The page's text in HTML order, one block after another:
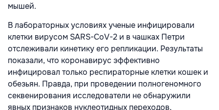
мышей.
В лабораторных условиях ученые инфицировали
клетки вирусом SARS-CoV-2 и в чашках Петри
отслеживали кинетику его репликации. Результаты
показали, что коронавирус эффективно
инфицировал только респираторные клетки кошек и
обезьян. Правда, при проведении полногеномного
секвенирования исследователи не обнаружили
явных признаков нуклеотидных переходов,